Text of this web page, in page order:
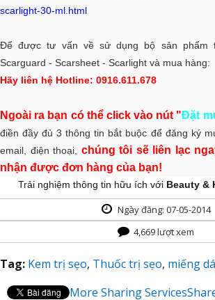
scarlight-30-ml.html
Để được tư vấn về sử dụng bộ sản phẩm
Scarguard - Scarsheet - Scarlight và mua hàng:
Hãy liên hệ Hotline: 0916.611.678
Ngoài ra bạn có thể click vào nút "Đặt
điền đầy đủ 3 thông tin bắt buộc để đăng ký
email, điện thoại, chúng tôi sẽ liên lạc
nhận được đơn hàng của bạn!
Trải nghiệm thông tin hữu ích với Beauty &
Ngày đăng: 07-05-2014
4,669 lượt xem
Tag: Kem trị sẹo, Thuốc trị sẹo, miếng
More Sharing Services